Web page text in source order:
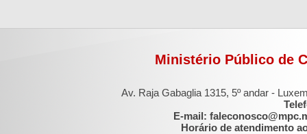
Ministério Público de
Av. Raja Gabaglia 1315, 5º andar -
E-mail:
Horário de atendimento